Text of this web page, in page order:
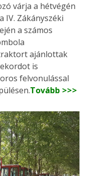
várja a hétvégén
IV. Zákányszéki
a számos
ajánlottak
is
felvonulással
Tovább >>>